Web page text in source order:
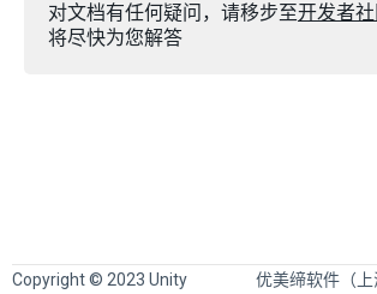
对文档有任何疑问，请移步至开发者
将尽快为您解答
Copyright © 2023 Unity
优美缔软件（